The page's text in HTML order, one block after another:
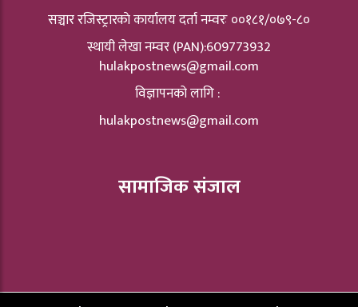
सञ्चार रजिस्ट्रारकाे कार्यालय दर्ता नम्वरः ००१८१/०७९-८०
स्थायी लेखा नम्वर (PAN):609773932
hulakpostnews@gmail.com
विज्ञापनको लागि :
hulakpostnews@gmail.com
सामाजिक संजाल